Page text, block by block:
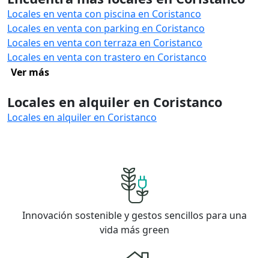
Locales en venta con piscina en Coristanco
Locales en venta con parking en Coristanco
Locales en venta con terraza en Coristanco
Locales en venta con trastero en Coristanco
Ver más
Locales en alquiler en Coristanco
Locales en alquiler en Coristanco
Innovación sostenible y gestos sencillos para una
vida más green